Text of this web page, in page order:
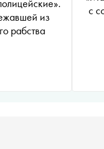
из
рабства
с